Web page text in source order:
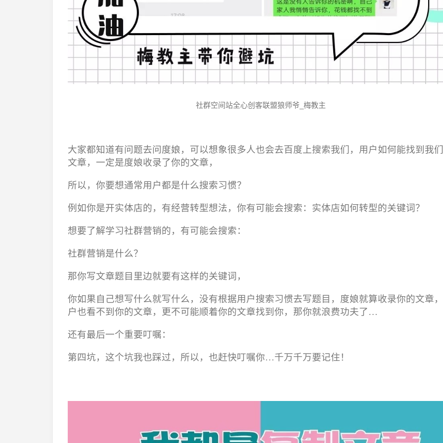
社群空间站全心创客联盟狼师爷_梅教主
大家都知道有问题去问度娘，可以想象很多人也会去百度上搜索我们，用户如何能找到我
文章，一定是度娘收录了你的文章，
所以，你要想通常用户都是什么搜索习惯？
例如你是开实体店的，有经营转型想法，你有可能会搜索：实体店如何转型的关键词？
想要了解学习社群营销的，有可能会搜索：
社群营销是什么？
那你写文章题目里边就要有这样的关键词，
你如果自己想写什么就写什么，没有根据用户搜索习惯去写题目，度娘就算收录你的文章
户也看不到你的文章，更不可能顺着你的文章找到你，那你就浪费功夫了…
还有最后一个重要叮嘱：
第四坑，这个坑我也踩过，所以，也赶快叮嘱你…千万千万要记住！